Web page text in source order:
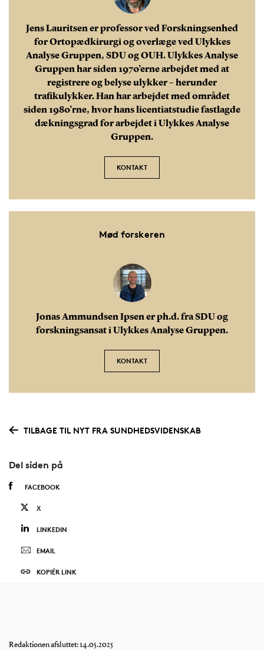
Jens Lauritsen er professor ved Forskningsenhed
for Ortopædkirurgi og overlæge ved Ulykkes
Analyse Gruppen, SDU og OUH. Ulykkes Analyse
Gruppen har siden 1970’erne arbejdet med at
registrere og belyse ulykker – herunder
trafikulykker. Han har arbejdet med området
siden 1980’rne, hvor hans licentiatstudie fastlagde
dækningsgrad for arbejdet i Ulykkes Analyse
Gruppen.
KONTAKT
Mød forskeren
Jonas Ammundsen Ipsen er ph.d. fra SDU og
forskningsansat i Ulykkes Analyse Gruppen.
KONTAKT
TILBAGE TIL NYT FRA SUNDHEDSVIDENSKAB
Del siden på
FACEBOOK
X
LINKEDIN
EMAIL
KOPIÉR LINK
Redaktionen afsluttet: 14.05.2025